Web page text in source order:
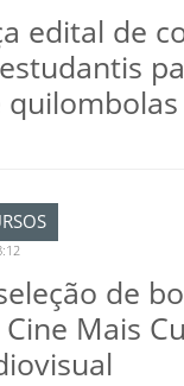
edital de
quilombolas
de
Mais